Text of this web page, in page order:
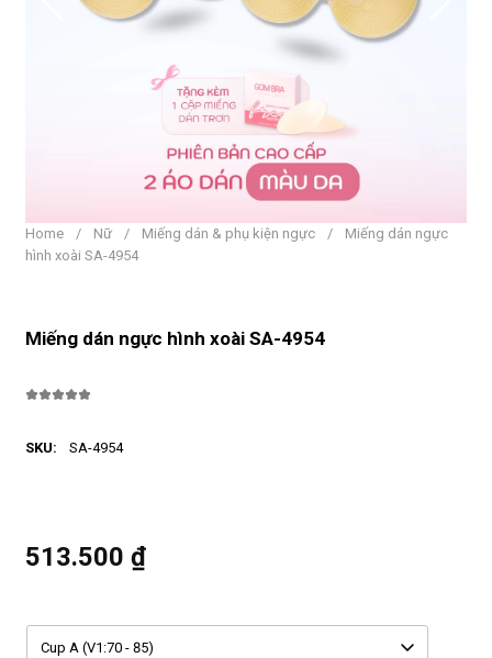
Home / Nữ / Miếng dán & phụ kiện ngực /
Miếng dán ngực
hình xoài SA-4954
Miếng dán ngực hình xoài SA-4954
SKU: SA-4954
513.500 ₫
Cup A (V1:70 - 85)